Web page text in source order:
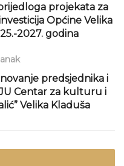
projekata za
Općine Velika
2027. godina
predsjednika i
Centar za kulturu i
Velika Kladuša